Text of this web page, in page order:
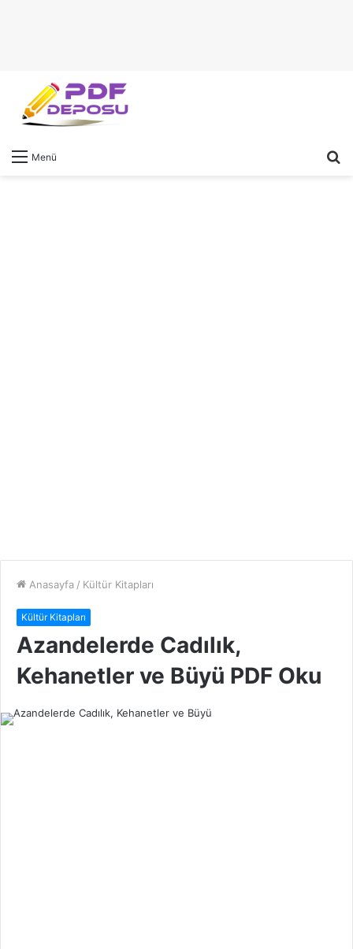
Menü
Anasayfa / Kültür Kitapları
Kültür Kitapları
Azandelerde Cadılık,
Kehanetler ve Büyü PDF Oku